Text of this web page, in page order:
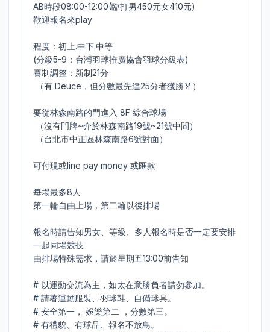
AB時段08:00-12:00(臨打男450元女410元)
歡迎報名來play
程度：初上.中下.中等
(分級5-9：台灣羽球推廣協會羽球分級表)
賽制調整：新制21分
要從林森南路的門進入 8F 綜合球場
可付現或line pay money 或匯款
每場最多8人
第一輪自由上場，第二輪以後排場
報名時請告知男女、等級、多人報名時是否一定要安排
一起同場競技
由排場特殊需求，請於星期五13:00前告知
# 以運動交流為主，如太在意勝負者請勿參加。
# 請著運動服裝、羽球鞋、自備球具。
# 安全第一， 娛樂第二 ，分數第三。
# 有禮貌、有球品、報名不放鳥。